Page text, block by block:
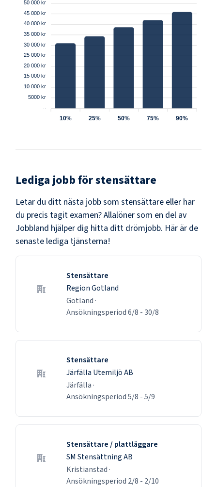
50 000 kr
45 000 kr
40 000 kr
35 000 kr
30 000 kr
25 000 kr
20 000 kr
15 000 kr
10 000 kr
5000 kr
10% 25% 50% 75% 90%
Lediga jobb förstensättare
Letar du ditt nästa jobb som stensättare eller har
du precis tagit examen? Allalöner som en del av
Jobbland hjälper dig hitta ditt drömjobb. Här är de
senaste lediga tjänsterna!
Stensättare
Region Gotland
Gotland ·
Ansökningsperiod6/8 -30/8
Stensättare
Järfälla Utemiljö AB
Järfälla ·
Ansökningsperiod5/8 -5/9
Stensättare / plattläggare
SM Stensättning AB
Kristianstad ·
Ansökningsperiod 2/8 - 2/10